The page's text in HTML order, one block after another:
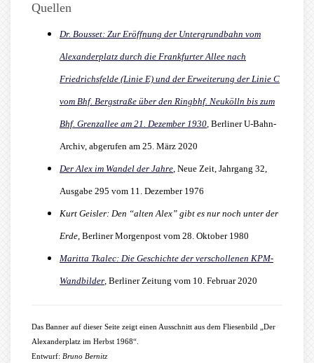
Quellen
Dr. Bousset: Zur Eröffnung der Untergrundbahn vom
Alexanderplatz durch die Frankfurter Allee nach
Friedrichsfelde (Linie E) und der Erweiterung der Linie C
vom Bhf. Bergstraße über den Ringbhf. Neukölln bis zum
Bhf. Grenzallee am 21. Dezember 1930, Berliner U-Bahn-
Archiv, abgerufen am 25. März 2020
Der Alex im Wandel der Jahre, Neue Zeit, Jahrgang 32,
Ausgabe 295 vom 11. Dezember 1976
Kurt Geisler: Den “alten Alex” gibt es nur noch unter der
Erde, Berliner Morgenpost vom 28. Oktober 1980
Maritta Tkalec: Die Geschichte der verschollenen KPM-
Wandbilder, Berliner Zeitung vom 10. Februar 2020
Das Banner auf dieser Seite zeigt einen Ausschnitt aus dem Fliesenbild „Der
Alexanderplatz im Herbst 1968“.
Entwurf: Bruno Bernitz